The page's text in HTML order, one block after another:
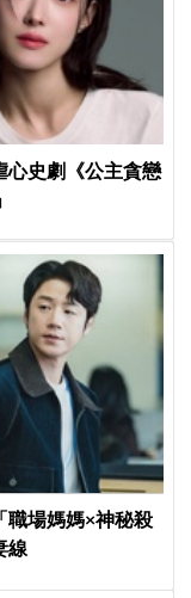
心史劇《公主貪戀
職場媽媽×神秘殺
線